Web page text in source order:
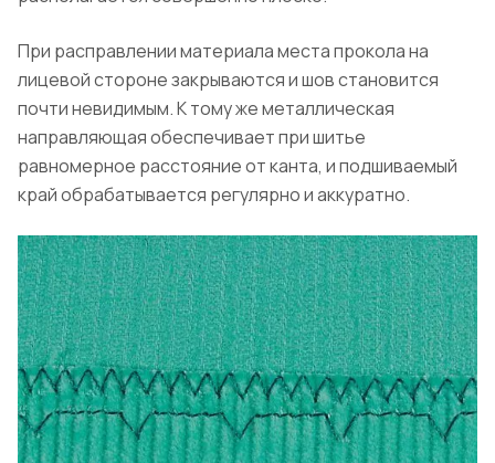
При расправлении материала места прокола на
лицевой стороне закрываются и шов становится
почти невидимым. К тому же металлическая
направляющая обеспечивает при шитье
равномерное расстояние от канта, и подшиваемый
край обрабатывается регулярно и аккуратно.